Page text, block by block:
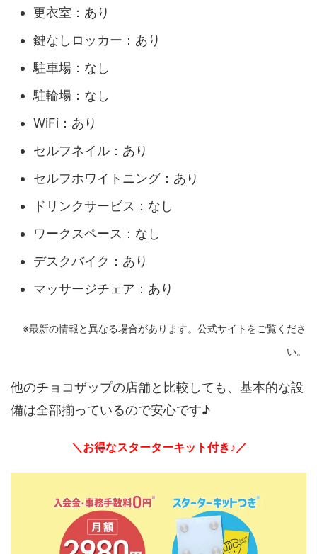
更衣室：あり
鍵なしロッカー：あり
駐車場：なし
駐輪場：なし
WiFi：あり
セルフネイル：あり
セルフホワイトニング：あり
ドリンクサービス：なし
ワークスペース：なし
デスクバイク：あり
マッサージチェア：あり
※最新の情報と異なる場合があります。公式サイトをご覧くださ
い。
他のチョコザップの店舗と比較しても、基本的な設
備は全部揃っているので安心です♪
＼お得なスターターキット付き♪／